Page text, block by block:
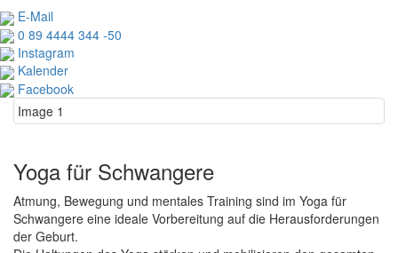
E-Mail
0 89 4444 344 ‑50
Instagram
Kalender
Facebook
Image 1
Yoga für Schwangere
Atmung, Bewegung und mentales Training sind im Yoga für
Schwangere eine ideale Vorbereitung auf die Herausforderungen
der Geburt.